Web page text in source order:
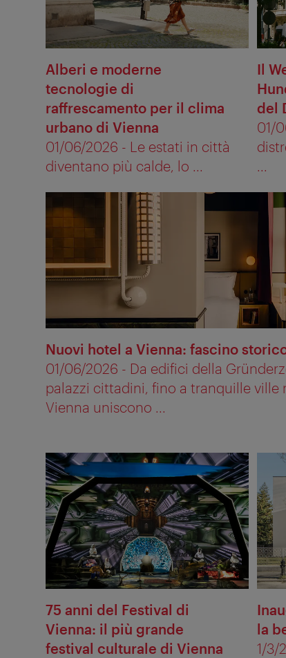
Alberi e moderne
tecnologie di
raffrescamento per il clima
urbano di Vienna
01/06/2026 - Le estati in città
diventano più calde, lo ...
Il
del
01/
...
Nuovi hotel a Vienna: fascino
01/06/2026 - Da edifici della
palazzi cittadini, fino a tranquille ville
Vienna uniscono ...
75 anni del Festival di
Vienna: il più grande
festival culturale di Vienna
la
1/3/